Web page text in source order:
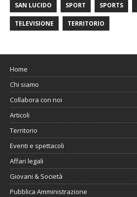
SAN LUCIDO SPORT SPORTS
TELEVISIONE TERRITORIO
Home
Chi siamo
Collabora con noi
Articoli
Territorio
Eventi e spettacoli
Affari legali
Giovani & Società
Pubblica Amministrazione